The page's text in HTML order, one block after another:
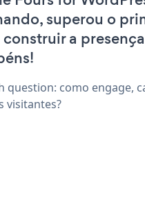
superou o
a
question: como engage,
visitantes?